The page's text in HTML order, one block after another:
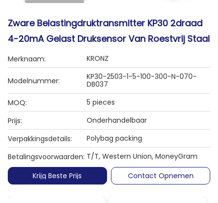
Zware Belastingdruktransmitter KP30 2draad
4-20mA Gelast Druksensor Van Roestvrij Staal
Merknaam: KRONZ
Modelnummer:
KP30-2503-1-5-100-300-N-070-
DB037
MOQ:
5 pieces
Prijs:
Onderhandelbaar
Verpakkingsdetails:
Polybag packing
Betalingsvoorwaarden: T/T, Western Union, MoneyGram
Krijg Beste Prijs
Contact Opnemen